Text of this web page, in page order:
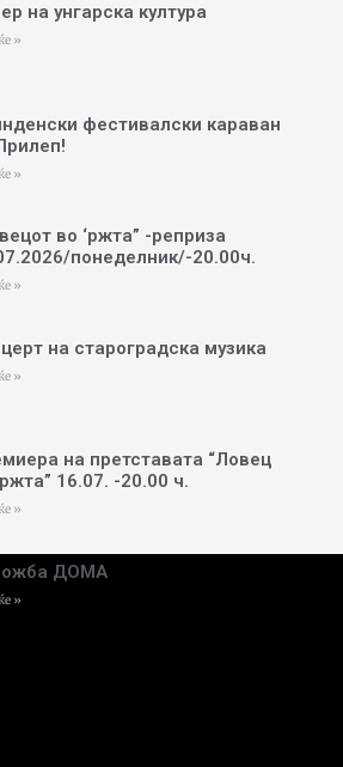
на унгарска култура
»
фестивалски караван
»
во ‘ржта” -реприза
понеделник/-20.00ч.
»
на староградска музика
»
на претставата “Ловец
16.07. -20.00 ч.
»
ДОМА
»